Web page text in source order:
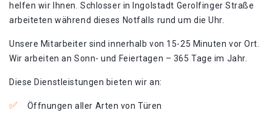
helfen wir Ihnen. Schlosser in Ingolstadt Gerolfinger Straße
arbeiteten während dieses Notfalls rund um die Uhr.
Unsere Mitarbeiter sind innerhalb von 15-25 Minuten vor Ort.
Wir arbeiten an Sonn- und Feiertagen – 365 Tage im Jahr.
Diese Dienstleistungen bieten wir an:
Öffnungen aller Arten von Türen